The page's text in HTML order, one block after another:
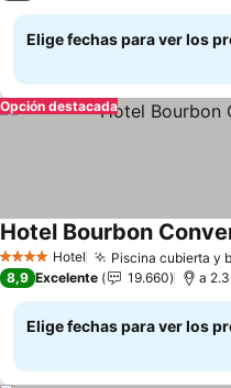
Elige fechas para ver los
Opción destacada
4 EstrellasHotel Piscina cubierta y
Hotel Bourbon
8,9 Excelente 19.660 a
Elige fechas para ver los